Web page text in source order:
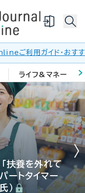
ご利用ガイド・おす
ライフ&マネー
扶養を外れて
ートタイマー
）